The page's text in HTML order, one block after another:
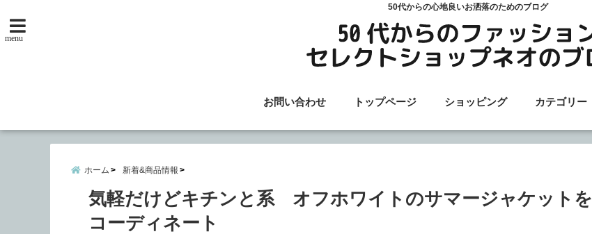
50代からの心地良いお洒落のためのブログ
menu
お問い合わせ トップページ ショッピング カテゴリー
ホーム 新着&商品情報
気軽だけどキチンと系 オフホワイトのサマージャケットを
コーディネート